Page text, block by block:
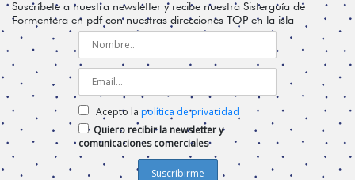
Suscríbete a nuestra newsletter y recibe nuestra Sisterguía de
Formentera en pdf con nuestras direcciones TOP en la isla
Acepto la política de privacidad
Quiero recibir la newsletter y
comunicaciones comerciales